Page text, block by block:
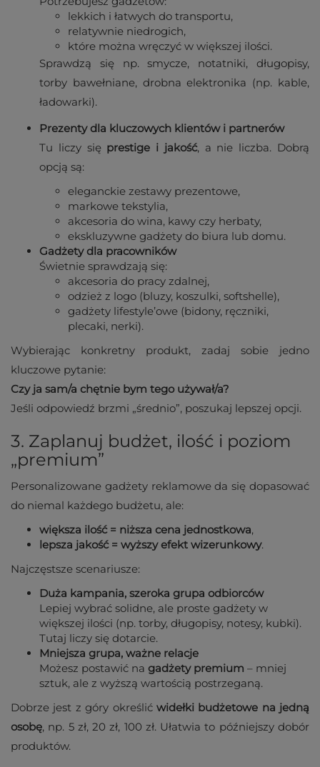
lekkich i łatwych do transportu,
relatywnie niedrogich,
które można wręczyć w większej ilości.
Sprawdzą się np. smycze, notatniki, długopisy,
torby bawełniane, drobna elektronika (np. kable,
ładowarki).
Prezenty dla kluczowych klientów i partnerów
Tu liczy się prestige i jakość, a nie liczba. Dobrą
opcją są:
eleganckie zestawy prezentowe,
markowe tekstylia,
akcesoria do wina, kawy czy herbaty,
ekskluzywne gadżety do biura lub domu.
Gadżety dla pracowników
Świetnie sprawdzają się:
akcesoria do pracy zdalnej,
odzież z logo (bluzy, koszulki, softshelle),
gadżety lifestyle’owe (bidony, ręczniki,
plecaki, nerki).
Wybierając konkretny produkt, zadaj sobie jedno
kluczowe pytanie:
Czy ja sam/a chętnie bym tego używał/a?
Jeśli odpowiedź brzmi „średnio”, poszukaj lepszej opcji.
3. Zaplanuj budżet, ilość i poziom
„premium”
Personalizowane gadżety reklamowe da się dopasować
do niemal każdego budżetu, ale:
większa ilość = niższa cena jednostkowa,
lepsza jakość = wyższy efekt wizerunkowy.
Najczęstsze scenariusze:
Duża kampania, szeroka grupa odbiorców
Lepiej wybrać solidne, ale proste gadżety w
większej ilości (np. torby, długopisy, notesy, kubki).
Tutaj liczy się dotarcie.
Mniejsza grupa, ważne relacje
Możesz postawić na gadżety premium – mniej
sztuk, ale z wyższą wartością postrzeganą.
Dobrze jest z góry określić widełki budżetowe na jedną
osobę, np. 5 zł, 20 zł, 100 zł. Ułatwia to późniejszy dobór
produktów.